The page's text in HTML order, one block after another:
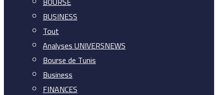
BUSINESS
Tout
Analyses UNIVERSNEWS
Bourse de Tunis
Business
FINANCES